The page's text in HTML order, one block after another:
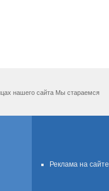
нашего сайта Мы стараемся
Реклама на сайте